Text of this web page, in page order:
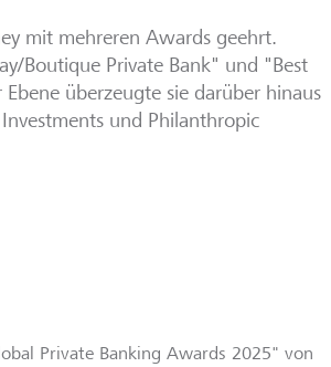
mit mehreren Awards geehrt.
Boutique Private Bank" und "Best
überzeugte sie darüber hinaus
und Philanthropic
Private Banking Awards 2025" von